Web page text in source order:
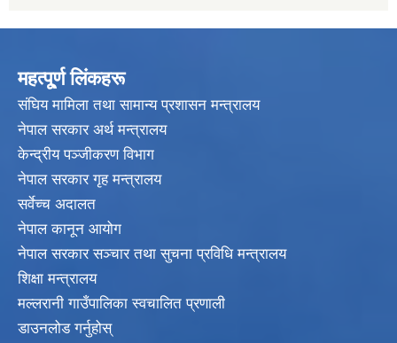
महत्पू्र्ण लिंकहरू
संघिय मामिला तथा सामान्य प्रशासन मन्त्रालय
नेपाल सरकार अर्थ मन्त्रालय
केन्द्रीय पञ्जीकरण विभाग
नेपाल सरकार गृह मन्त्रालय
सर्वेच्च अदालत
नेपाल कानून आयोग
नेपाल सरकार सञ्चार तथा सुचना प्रविधि मन्त्रालय
शिक्षा मन्त्रालय
मल्लरानी गाउँपालिका स्वचालित प्रणाली
डाउनलोड गर्नुहोस्